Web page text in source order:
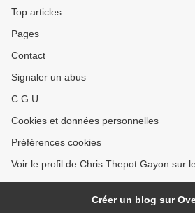
Top articles
Pages
Contact
Signaler un abus
C.G.U.
Cookies et données personnelles
Préférences cookies
Voir le profil de Chris Thepot Gayon sur
Créer un blog sur